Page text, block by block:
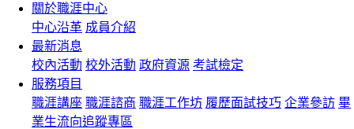
關於職涯中心
中心沿革 成員介紹
最新消息
校內活動 校外活動 政府資源 考試檢定
服務項目
職涯講座 職涯諮商 職涯工作坊 履歷面試技巧 企業參訪 畢
業生流向追蹤專區